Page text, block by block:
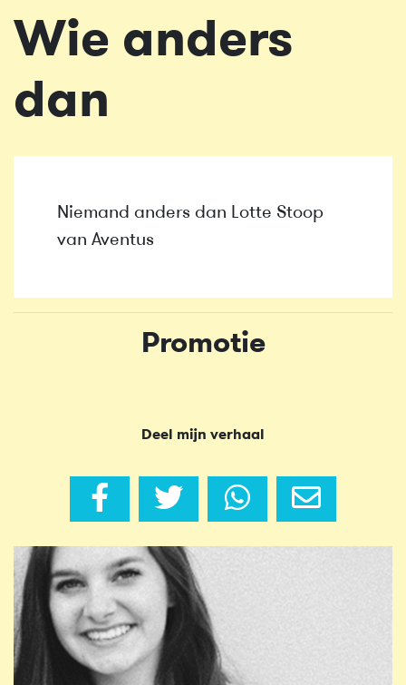
Wie anders
dan
Niemand anders dan Lotte Stoop
van Aventus
Promotie
Deel mijn verhaal